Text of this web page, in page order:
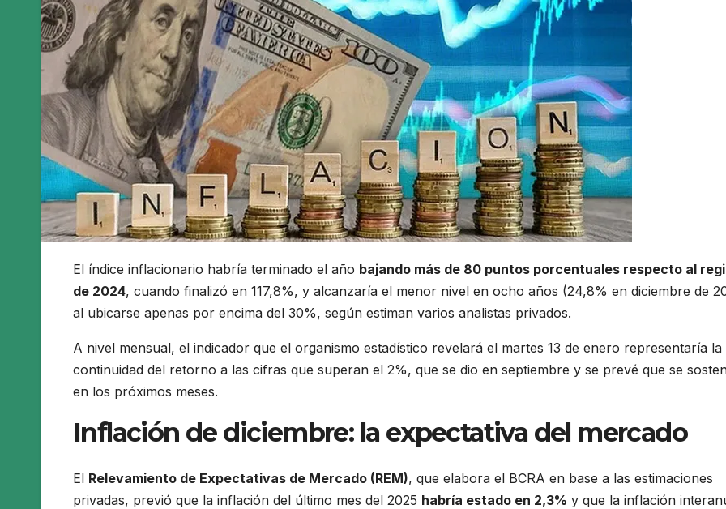
El índice inflacionario habría terminado el año bajando más de 80 puntos porcentuales respecto al
de 2024, cuando finalizó en 117,8%, y alcanzaría el menor nivel en ocho años (24,8% en diciembre de
al ubicarse apenas por encima del 30%, según estiman varios analistas privados.
A nivel mensual, el indicador que el organismo estadístico revelará el martes 13 de enero representaría la
continuidad del retorno a las cifras que superan el 2%, que se dio en septiembre y se prevé que se
en los próximos meses.
Inflación de diciembre: la expectativa del mercado
El Relevamiento de Expectativas de Mercado (REM), que elabora el BCRA en base a las estimaciones
privadas, previó que la inflación del último mes del 2025 habría estado en 2,3% y que la inflación